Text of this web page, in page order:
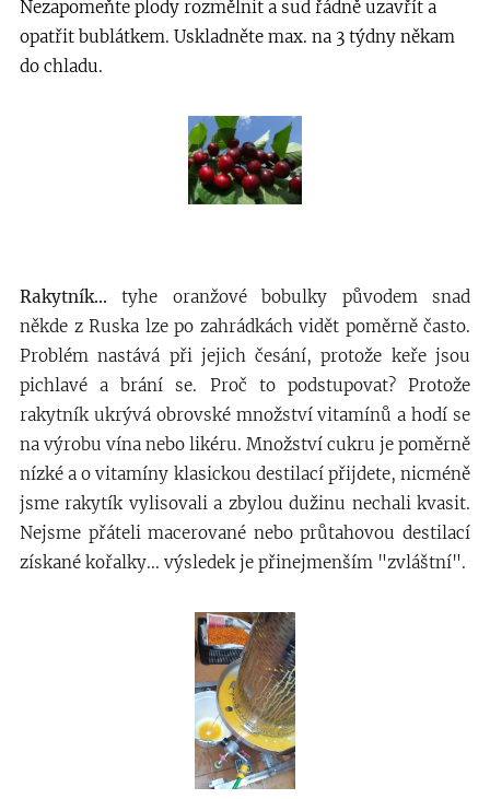
Nezapomeňte plody rozmělnit a sud řádně uzavřít a
opatřit bublátkem. Uskladněte max. na 3 týdny někam
do chladu.
Rakytník... tyhe oranžové bobulky původem snad
někde z Ruska lze po zahrádkách vidět poměrně často.
Problém nastává při jejich česání, protože keře jsou
pichlavé a brání se. Proč to podstupovat? Protože
rakytník ukrývá obrovské množství vitamínů a hodí se
na výrobu vína nebo likéru. Množství cukru je poměrně
nízké a o vitamíny klasickou destilací přijdete, nicméně
jsme rakytík vylisovali a zbylou dužinu nechali kvasit.
Nejsme přáteli macerované nebo průtahovou destilací
získané kořalky... výsledek je přinejmenším "zvláštní".